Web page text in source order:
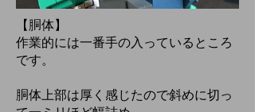
【胴体】
作業的には一番手の入っているところ
です。
胴体上部は厚く感じたので斜めに切っ